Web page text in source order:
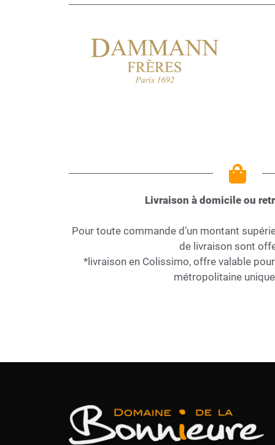
Livraison à domicile ou
Pour toute commande d’un montant
de livraison sont
*livraison en Colissimo, offre valable
métropolitaine